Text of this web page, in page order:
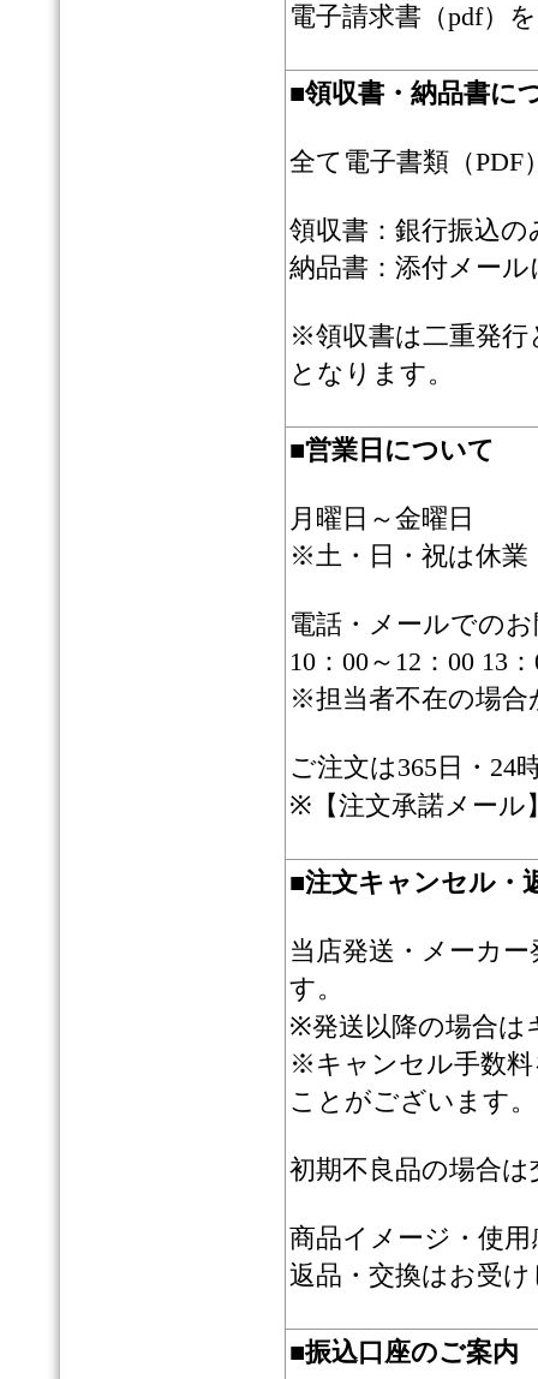
電子請求書（pdf）
■領収書・納品書に
全て電子書類（
領収書：銀行振込
納品書：添付メール
※領収書は二重発行
となります。
■営業日について
月曜日～金曜日
※土・日・祝は休業
電話・メールでの
10：00～12：00 13
※担当者不在の場合
ご注文は365日・24
※【注文承諾メール
■注文キャンセル・
当店発送・メーカ
す。
※発送以降の場合は
※キャンセル手数料
ことがございます。
初期不良品の場合
商品イメージ・使
返品・交換はお受
■振込口座のご案内